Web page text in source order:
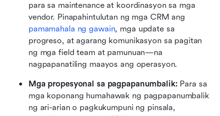
para sa maintenance at koordinasyon sa mga
vendor. Pinapahintulutan ng mga CRM ang
pamamahala ng gawain, mga update sa
progreso, at agarang komunikasyon sa pagitan
ng mga field team at pamunuan—na
nagpapanatiling maayos ang operasyon.
Mga propesyonal sa pagpapanumbalik: Para sa
mga koponang humahawak ng pagpapanumbalik
ng ari-arian o pagkukumpuni ng pinsala,